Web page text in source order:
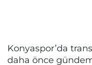
Konyaspor’da
daha önce